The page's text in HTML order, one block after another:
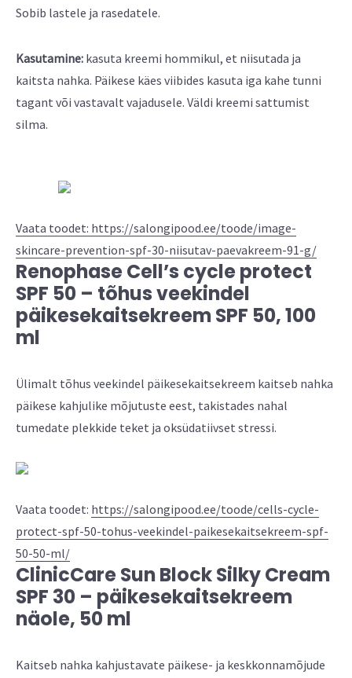
Sobib lastele ja rasedatele.
Kasutamine: kasuta kreemi hommikul, et niisutada ja
kaitsta nahka. Päikese käes viibides kasuta iga kahe tunni
tagant või vastavalt vajadusele. Väldi kreemi sattumist
silma.
Vaata toodet: https://salongipood.ee/toode/image-
skincare-prevention-spf-30-niisutav-paevakreem-91-g/
Renophase Cell’s cycle protect
SPF 50 – tõhus veekindel
päikesekaitsekreem SPF 50, 100
ml
Ülimalt tõhus veekindel päikesekaitsekreem kaitseb nahka
päikese kahjulike mõjutuste eest, takistades nahal
tumedate plekkide teket ja oksüdatiivset stressi.
Vaata toodet: https://salongipood.ee/toode/cells-cycle-
protect-spf-50-tohus-veekindel-paikesekaitsekreem-spf-
50-50-ml/
ClinicCare Sun Block Silky Cream
SPF 30 – päikesekaitsekreem
näole, 50 ml
Kaitseb nahka kahjustavate päikese- ja keskkonnamõjude